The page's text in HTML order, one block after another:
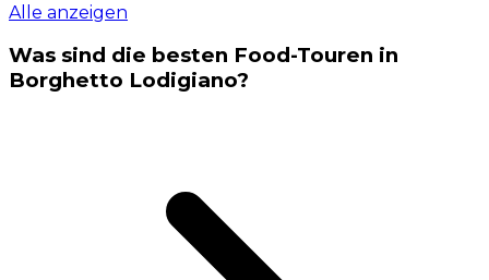
Alle anzeigen
Was sind die besten Food-Touren in
Borghetto Lodigiano?